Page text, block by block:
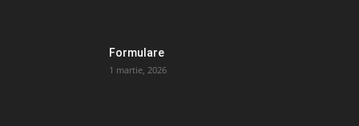
Formulare
1 martie, 2026